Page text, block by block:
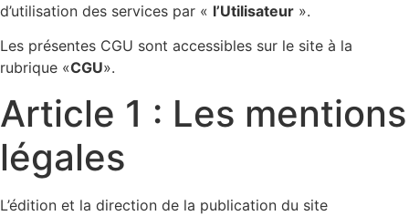
d’utilisation des services par « l’Utilisateur ».
Les présentes CGU sont accessibles sur le site à la
rubrique «CGU».
Article 1 : Les mentions
légales
L’édition et la direction de la publication du site